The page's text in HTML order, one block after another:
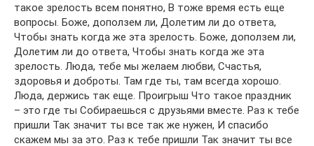
такое зрелость всем понятно, В тоже время есть еще
вопросы. Боже, доползем ли, Долетим ли до ответа,
Чтобы знать когда же эта зрелость. Боже, доползем ли,
Долетим ли до ответа, Чтобы знать когда же эта
зрелость. Люда, тебе мы жeлаем любви, Счастья,
здоровья и доброты. Там где ты, там всегда хорошо.
Люда, держись так еще. Проигрыш Что такое праздник
– это где ты Собираешься с друзьями вместе. Раз к тебе
пришли Так значит ты все так же нужен, И спасибо
скажем мы за это. Раз к тебе пришли Так значит ты все